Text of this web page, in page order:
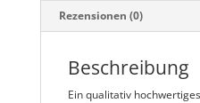
Rezensionen (0)
Beschreibung
Ein qualitativ